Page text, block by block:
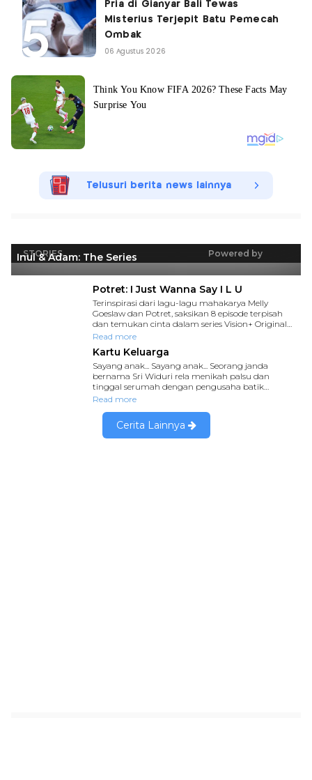
Pria di Gianyar Bali Tewas
Misterius Terjepit Batu Pemecah
Ombak
06 Agustus 2026
Telusuri berita news lainnya